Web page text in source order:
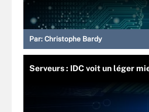
Par: Christophe Bardy
Serveurs : IDC voit un léger